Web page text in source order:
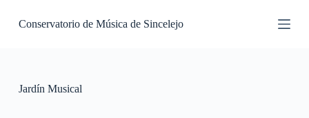
kConservatorio de Música de Sincelejo
Jardín Musical